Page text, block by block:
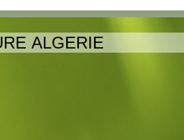
ALGERIE